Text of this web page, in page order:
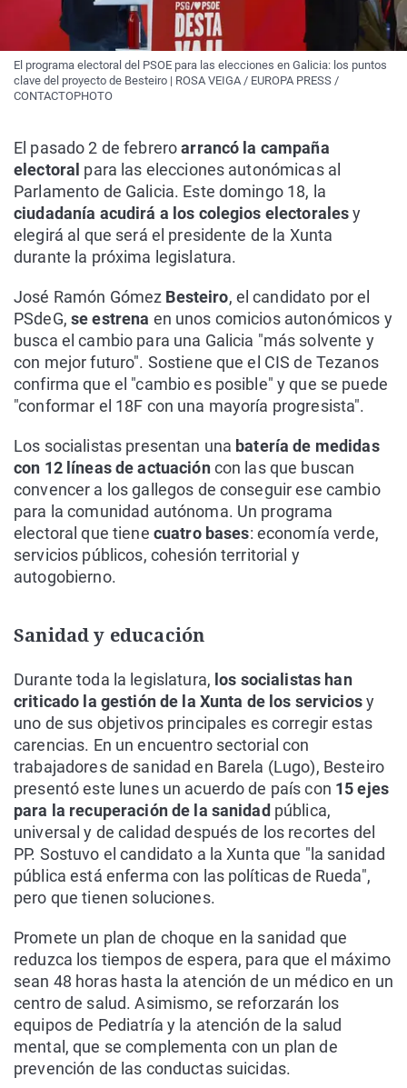
El programa electoral del PSOE para las elecciones en Galicia: los puntos
clave del proyecto de Besteiro | ROSA VEIGA / EUROPA PRESS /
CONTACTOPHOTO
El pasado 2 de febreroarrancó la campaña
electoral para las elecciones autonómicas al
Parlamento de Galicia. Este domingo 18, la
ciudadanía acudirá a los colegios electoralesy
elegirá al que será el presidente de la Xunta
durante la próxima legislatura.
José Ramón Gómez Besteiro, el candidato por el
PSdeG, se estrena en unos comicios autonómicos y
busca el cambio para una Galicia "más solvente y
con mejor futuro". Sostiene que el CIS de Tezanos
confirma que el "cambio es posible" y que se puede
"conformar el 18F con una mayoría progresista".
Los socialistas presentan una batería de medidas
con 12 líneas de actuacióncon las que buscan
convencer a los gallegos de conseguir ese cambio
para la comunidad autónoma. Un programa
electoral que tiene cuatro bases: economía verde,
servicios públicos, cohesión territorial y
autogobierno.
Sanidad y educación
Durante toda la legislatura, los socialistas han
criticado la gestión de la Xunta de los serviciosy
uno de sus objetivos principales es corregir estas
carencias. En un encuentro sectorial con
trabajadores de sanidad en Barela (Lugo), Besteiro
presentó este lunes un acuerdo de país con 15 ejes
para la recuperación de la sanidad pública,
universal y de calidad después de los recortes del
PP. Sostuvo el candidato a la Xunta que "la sanidad
pública está enferma con las políticas de Rueda",
pero que tienen soluciones.
Promete un plan de choque en la sanidad que
reduzca los tiempos de espera, para que el máximo
sean 48 horas hasta la atención de un médico en un
centro de salud. Asimismo, se reforzarán los
equipos de Pediatría y la atención de la salud
mental, que se complementa con un plan de
prevención de las conductas suicidas.